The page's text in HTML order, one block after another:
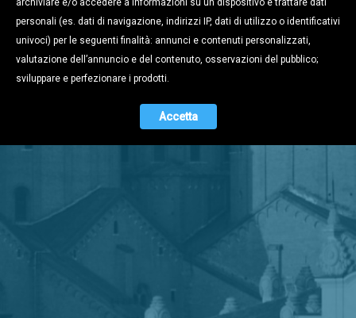
Stampa e
Territorio
archiviare e/o accedere a informazioni su un dispositivo e trattare dati
personali (es. dati di navigazione, indirizzi IP, dati di utilizzo o identificativi
univoci) per le seguenti finalità: annunci e contenuti personalizzati,
valutazione dell’annuncio e del contenuto, osservazioni del pubblico;
sviluppare e perfezionare i prodotti.
Accetta